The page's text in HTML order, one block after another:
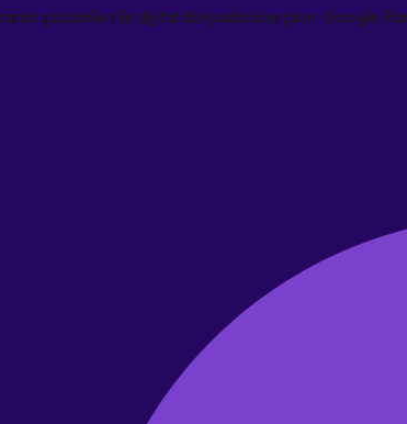
çözümleri ile dijital dünyada öne çıkın. Google